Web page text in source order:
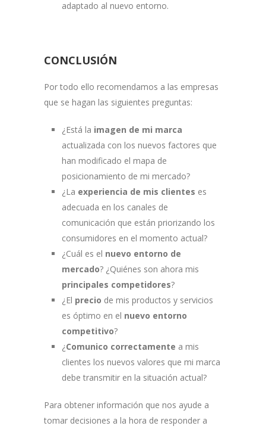
adaptado al nuevo entorno.
CONCLUSIÓN
Por todo ello recomendamos a las empresas
que se hagan las siguientes preguntas:
¿Está la imagen de mi marca
actualizada con los nuevos factores que
han modificado el mapa de
posicionamiento de mi mercado?
¿La experiencia de mis clientes es
adecuada en los canales de
comunicación que están priorizando los
consumidores en el momento actual?
¿Cuál es el nuevo entorno de
mercado? ¿Quiénes son ahora mis
principales competidores?
¿El precio de mis productos y servicios
es óptimo en el nuevo entorno
competitivo?
¿Comunico correctamente a mis
clientes los nuevos valores que mi marca
debe transmitir en la situación actual?
Para obtener información que nos ayude a
tomar decisiones a la hora de responder a